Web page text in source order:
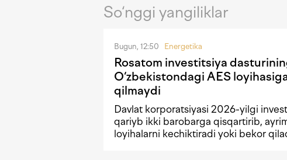
So‘nggi yangiliklar
Bugun, 12:50 Energetika
Rosatom investitsiya
O‘zbekistondagi AES
qilmaydi
Davlat korporatsiyasi 2026-yilgi
qariyb ikki barobarga qisqartirib,
loyihalarni kechiktiradi yoki bekor